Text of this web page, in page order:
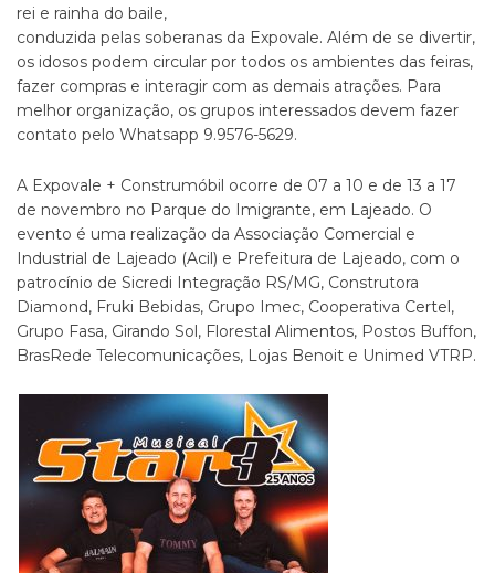
rei e rainha do baile,
conduzida pelas soberanas da Expovale. Além de se divertir,
os idosos podem circular por todos os ambientes das feiras,
fazer compras e interagir com as demais atrações. Para
melhor organização, os grupos interessados devem fazer
contato pelo Whatsapp 9.9576-5629.
A Expovale + Construmóbil ocorre de 07 a 10 e de 13 a 17
de novembro no Parque do Imigrante, em Lajeado. O
evento é uma realização da Associação Comercial e
Industrial de Lajeado (Acil) e Prefeitura de Lajeado, com o
patrocínio de Sicredi Integração RS/MG, Construtora
Diamond, Fruki Bebidas, Grupo Imec, Cooperativa Certel,
Grupo Fasa, Girando Sol, Florestal Alimentos, Postos Buffon,
BrasRede Telecomunicações, Lojas Benoit e Unimed VTRP.